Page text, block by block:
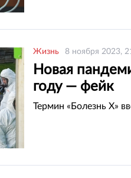
Жизнь 8 ноября 2023,
Новая
году — фейк
Термин «Болезнь Х»